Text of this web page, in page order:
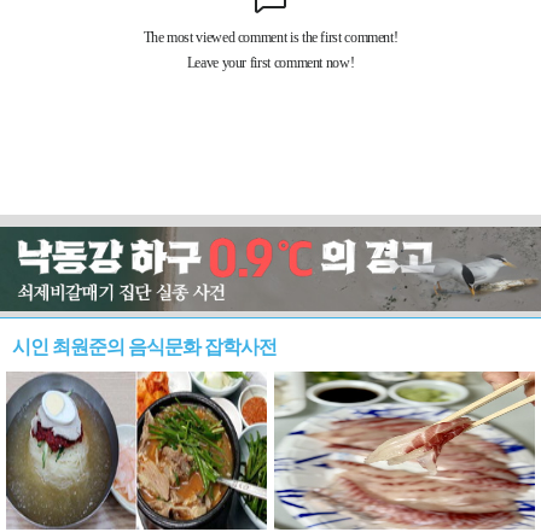
시인 최원준의 음식문화 잡학사전